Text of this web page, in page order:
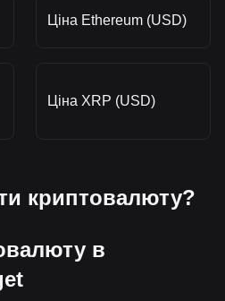
Ціна Ethereum (USD)
Ціна XRP (USD)
криптовалюту?
в